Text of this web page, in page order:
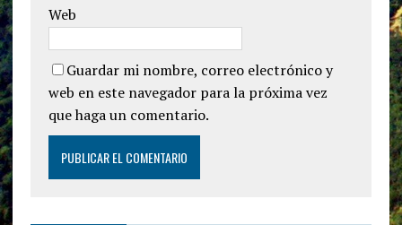
Web
Guardar mi nombre, correo electrónico y
web en este navegador para la próxima vez
que haga un comentario.